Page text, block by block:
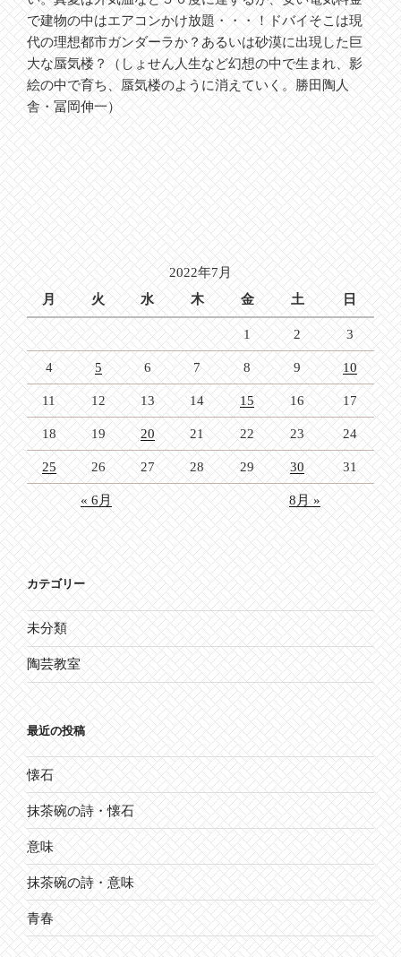
で建物の中はエアコンかけ放題・・・！ドバイそこは現
代の理想都市ガンダーラか？あるいは砂漠に出現した巨
大な蜃気楼？（しょせん人生など幻想の中で生まれ、影
絵の中で育ち、蜃気楼のように消えていく。勝田陶人
舎・冨岡伸一）
2022年7月
月
火 水 木 金 土 日
1 2 3
4 5 6 7 8 9 10
11 12 13 14 15 16 17
18 19 20 21 22 23 24
25 26 27 28 29 30 31
« 6月 8月 »
カテゴリー
未分類
陶芸教室
最近の投稿
懐石
抹茶碗の詩・懐石
意味
抹茶碗の詩・意味
青春